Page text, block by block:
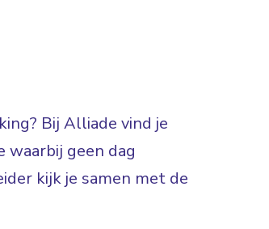
Bij Alliade vind je
waarbij geen dag
kijk je samen met de